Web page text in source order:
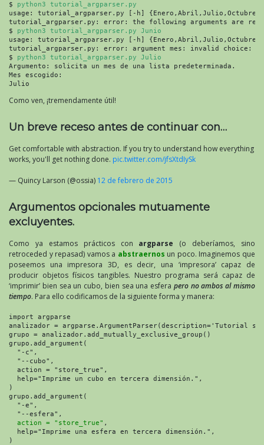
$ python3 tutorial_argparser.py
usage: tutorial_argparser.py [-h] {Enero,Abril,Julio,Octubre}
tutorial_argparser.py: error: the following arguments are
$ python3 tutorial_argparser.py Junio
usage: tutorial_argparser.py [-h] {Enero,Abril,Julio,Octubre}
tutorial_argparser.py: error: argument mes: invalid
$ python3 tutorial_argparser.py Julio
Argumento: solicita un mes de una lista predeterminada.
Mes escogido:
Julio
Como ven, ¡tremendamente útil!
Un breve receso antes de continuar con…
Get comfortable with abstraction. If you try to understand how everything
works, you'll get nothing done. pic.twitter.com/jfsXtdIySk
— Quincy Larson (@ossia) 12 de febrero de 2015
Argumentos opcionales mutuamente
excluyentes.
Como ya estamos prácticos con argparse (o deberíamos, sino
retroceded y repasad) vamos a abstraernos un poco. Imaginemos que
poseemos una impresora 3D, es decir, una ‘impresora’ capaz de
producir objetos físicos tangibles. Nuestro programa será capaz de
‘imprimir’ bien sea un cubo, bien sea una esfera pero no ambos al mismo
tiempo. Para ello codificamos de la siguiente forma y manera:
import argparse
analizador = argparse.ArgumentParser(description='Tutorial
grupo = analizador.add_mutually_exclusive_group()
grupo.add_argument(
  "-c",
  "--cubo",
  action = "store_true",
  help="Imprime un cubo en tercera dimensión.",
)
grupo.add_argument(
  "-e",
  "--esfera",
action = "store_true" ,
  help="Imprime una esfera en tercera dimensión.",
)